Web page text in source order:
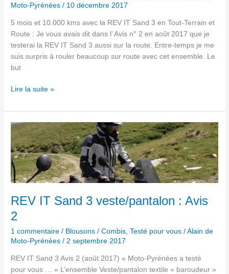
Moto-Pyrénées/ 10 décembre 2017
5 mois et 10.000 kms avec la REV IT Sand 3 en Tout-Terrain et
Route : Je vous avais dit dans l’ Avis n° 2 en août 2017 que je
testerai la REV IT Sand 3 aussi sur la route. Entre-temps je me
suis surpris à rouler beaucoup sur route avec cet ensemble. Le
but
donne
Lire la suite »
REV IT Sand 3 veste/pantalon : Avis
2
1 commentaire / Blousons / Combis,Testé pour vous /Alain de
Moto-Pyrénées/2 septembre 2017
REV IT Sand 3 Avis 2 (août 2017) « Moto-Pyrénées a testé
pour vous … » L’ensemble Veste/pantalon textile « baroudeur »
REV
IT
Sand
3
veste/pantalon
:
Avis
2